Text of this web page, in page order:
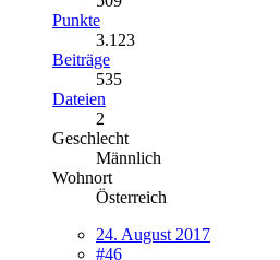
Punkte
3.123
Beiträge
535
Dateien
2
Geschlecht
Männlich
Wohnort
Österreich
24. August 2017
#46